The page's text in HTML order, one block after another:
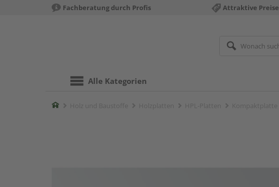
Fachberatung durch Profis Attraktive Preise
Alle Kategorien
Home